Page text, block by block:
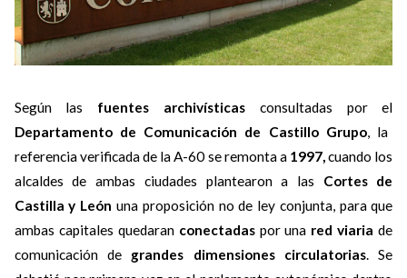
Según las fuentes archivísticas consultadas por el
Departamento de Comunicación de Castillo Grupo, la
referencia verificada de la A-60 se remonta a 1997,cuando los
alcaldes de ambas ciudades plantearon a las Cortes de
Castilla y León una proposición no de ley conjunta, para que
ambas capitales quedaran conectadaspor una red viaria de
comunicación de grandes dimensiones circulatorias. Se